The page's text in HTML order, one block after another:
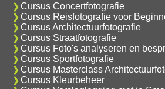
Cursus Concertfotografie
Cursus Reisfotografie voor
Cursus Architectuurfotografie
Cursus Straatfotografie
Cursus Foto's analyseren en
Cursus Sportfotografie
Cursus Masterclass
Cursus Kleurbeheer